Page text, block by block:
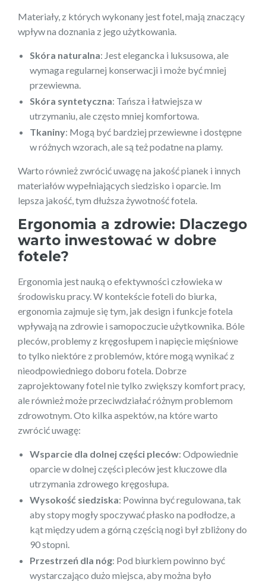
Materiały, z których wykonany jest fotel, mają znaczący
wpływ na doznania z jego użytkowania.
Skóra naturalna: Jest elegancka i luksusowa, ale
wymaga regularnej konserwacji i może być mniej
przewiewna.
Skóra syntetyczna: Tańsza i łatwiejsza w
utrzymaniu, ale często mniej komfortowa.
Tkaniny: Mogą być bardziej przewiewne i dostępne
w różnych wzorach, ale są też podatne na plamy.
Warto również zwrócić uwagę na jakość pianek i innych
materiałów wypełniających siedzisko i oparcie. Im
lepsza jakość, tym dłuższa żywotność fotela.
Ergonomia a zdrowie: Dlaczego
warto inwestować w dobre
fotele?
Ergonomia jest nauką o efektywności człowieka w
środowisku pracy. W kontekście foteli do biurka,
ergonomia zajmuje się tym, jak design i funkcje fotela
wpływają na zdrowie i samopoczucie użytkownika. Bóle
pleców, problemy z kręgosłupem i napięcie mięśniowe
to tylko niektóre z problemów, które mogą wynikać z
nieodpowiedniego doboru fotela. Dobrze
zaprojektowany fotel nie tylko zwiększy komfort pracy,
ale również może przeciwdziałać różnym problemom
zdrowotnym. Oto kilka aspektów, na które warto
zwrócić uwagę:
Wsparcie dla dolnej części pleców: Odpowiednie
oparcie w dolnej części pleców jest kluczowe dla
utrzymania zdrowego kręgosłupa.
Wysokość siedziska: Powinna być regulowana, tak
aby stopy mogły spoczywać płasko na podłodze, a
kąt między udem a górną częścią nogi był zbliżony do
90 stopni.
Przestrzeń dla nóg: Pod biurkiem powinno być
wystarczająco dużo miejsca, aby można było